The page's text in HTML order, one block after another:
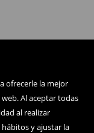
ofrecerle la mejor
Al aceptar todas
al realizar
y ajustar la